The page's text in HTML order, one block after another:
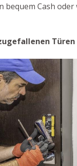
bequem Cash oder